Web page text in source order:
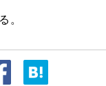
。